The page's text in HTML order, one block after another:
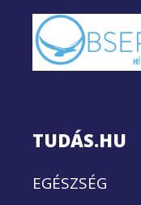
TUDÁS.HU
EGÉSZSÉG